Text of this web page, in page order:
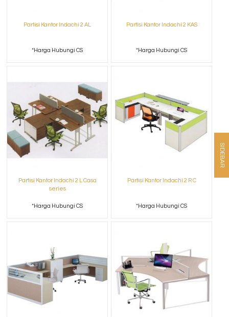
Partisi Kantor Indachi 2 AL
*Harga Hubungi CS
Partisi Kantor Indachi 2 KAS
*Harga Hubungi CS
Partisi Kantor Indachi 2 L Casa
series
*Harga Hubungi CS
Partisi Kantor Indachi 2 R C
*Harga Hubungi CS
SIDEBAR